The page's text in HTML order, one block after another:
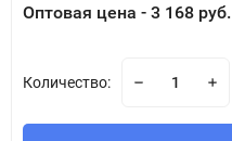
Оптовая цена - 3 168 руб.
Количество: